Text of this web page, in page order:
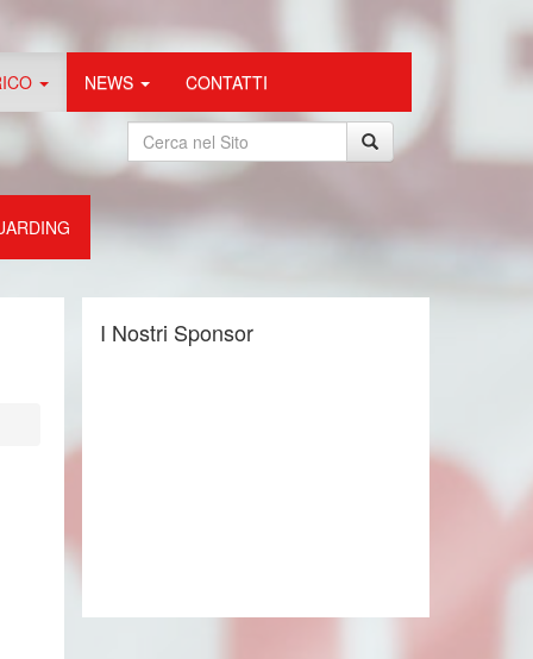
NEWS CONTATTI
I Nostri Sponsor